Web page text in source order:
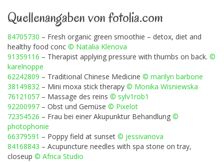
Quellenangaben von fotolia.com
84705730 – Fresh organic green smoothie – detox, diet and
healthy food conc © Natalia Klenova
91359116 – Therapist applying pressure with thumbs on back. ©
karelnoppe
62242809 – Traditional Chinese Medicine © marilyn barbone
38149832 – Mini moxa stick therapy © Monika Wisniewska
76121057 – Massage des reins © sylv1rob1
92200997 – Obst und Gemüse © Pixelot
72354526 – Frau bei einer Akupunktur Behandlung ©
photophonie
66379591 – Poppy field at sunset © jessivanova
84168843 – Acupuncture needles with spa stone on tray,
closeup © Africa Studio